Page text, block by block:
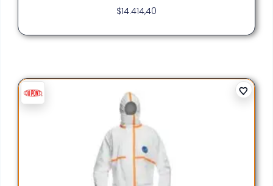
$14.414,40